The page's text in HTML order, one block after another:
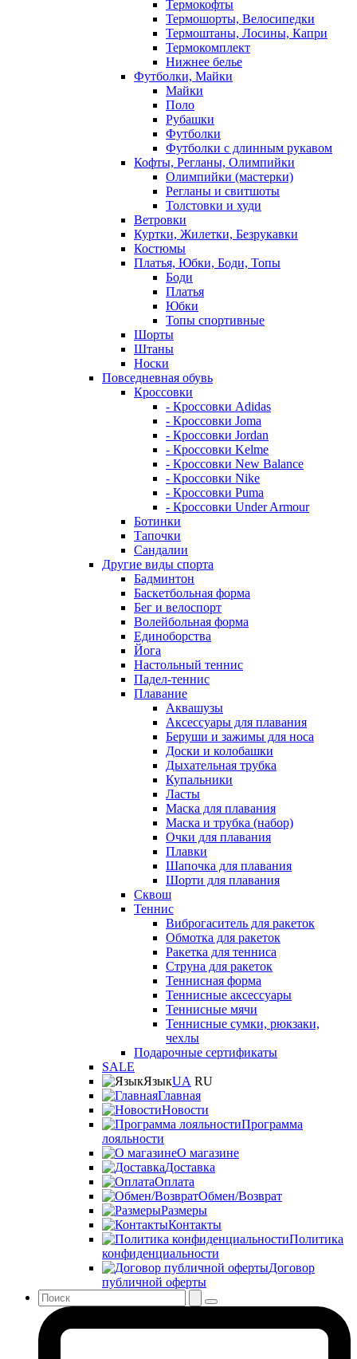
Термокофты
Термошорты, Велосипедки
Термоштаны, Лосины, Капри
Термокомплект
Нижнее белье
Футболки, Майки
Майки
Поло
Рубашки
Футболки
Футболки с длинным рукавом
Кофты, Регланы, Олимпийки
Олимпийки (мастерки)
Регланы и свитшоты
Толстовки и худи
Ветровки
Куртки, Жилетки, Безрукавки
Костюмы
Платья, Юбки, Боди, Топы
Боди
Платья
Юбки
Топы спортивные
Шорты
Штаны
Носки
Повседневная обувь
Кроссовки
- Кроссовки Adidas
- Кроссовки Joma
- Кроссовки Jordan
- Кроссовки Kelme
- Кроссовки New Balance
- Кроссовки Nike
- Кроссовки Puma
- Кроссовки Under Armour
Ботинки
Тапочки
Сандалии
Другие виды спорта
Бадминтон
Баскетбольная форма
Бег и велоспорт
Волейбольная форма
Единоборства
Йога
Настольный теннис
Падел-теннис
Плавание
Аквашузы
Аксессуары для плавания
Беруши и зажимы для носа
Доски и колобашки
Дыхательная трубка
Купальники
Ласты
Маска для плавания
Маска и трубка (набор)
Очки для плавания
Плавки
Шапочка для плавания
Шорти для плавания
Сквош
Теннис
Виброгаситель для ракеток
Обмотка для ракеток
Ракетка для тенниса
Струна для ракеток
Теннисная форма
Теннисные аксессуары
Теннисные мячи
Теннисные сумки, рюкзаки,
чехлы
Подарочные сертификаты
SALE
ЯзыкUA RU
Главная
Новости
Программа
лояльности
О магазине
Доставка
Оплата
Обмен/Возврат
Размеры
Контакты
Политика
конфиденциальности
Договор
публичной оферты